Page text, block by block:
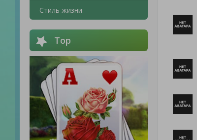
Стиль жизни
Top